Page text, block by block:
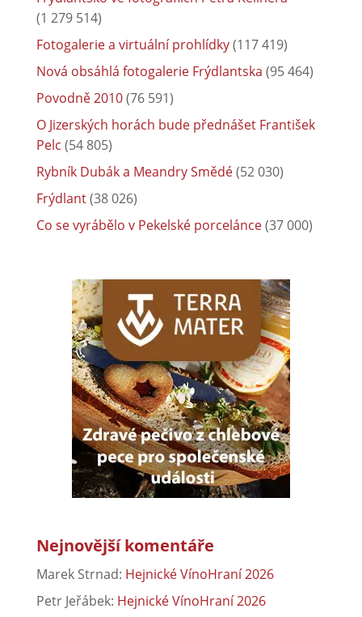
(1 279 514)
Fotogalerie a virtuální prohlídky(117 419)
Nová obsáhlá fotogalerie Frýdlantska (95 464)
Povodně 2010(76 591)
O Jizerských horách bude přednášet František
Pelc (54 805)
Rybník Dubák a Meandry Smědé(52 030)
Frýdlant(38 026)
Co se vyrábělo v Pekelské porcelánce(37 000)
Nejnovější komentáře
Marek Strnad: Hejnické VínoHraní 2026
Petr Jeřábek: Hejnické VínoHraní 2026